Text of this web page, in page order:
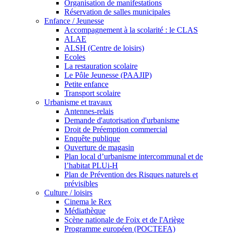
Organisation de manifestations
Réservation de salles municipales
Enfance / Jeunesse
Accompagnement à la scolarité : le CLAS
ALAE
ALSH (Centre de loisirs)
Ecoles
La restauration scolaire
Le Pôle Jeunesse (PAAJIP)
Petite enfance
Transport scolaire
Urbanisme et travaux
Antennes-relais
Demande d'autorisation d'urbanisme
Droit de Préemption commercial
Enquête publique
Ouverture de magasin
Plan local d’urbanisme intercommunal et de
l’habitat PLUi-H
Plan de Prévention des Risques naturels et
prévisibles
Culture / loisirs
Cinema le Rex
Médiathèque
Scène nationale de Foix et de l'Ariège
Programme européen (POCTEFA)